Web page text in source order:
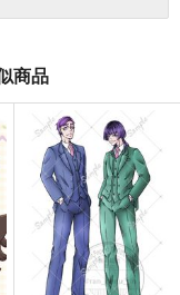
商品